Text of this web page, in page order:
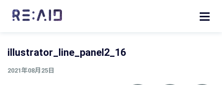
illustrator_line_panel2_16
2021年08月25日